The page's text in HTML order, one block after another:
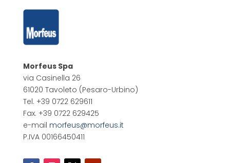
Morfeus Spa
via Casinella 26
61020 Tavoleto (Pesaro-Urbino)
Tel. +39 0722 629611
Fax. +39 0722 629425
e-mail morfeus@morfeus.it
P.IVA 00166450411